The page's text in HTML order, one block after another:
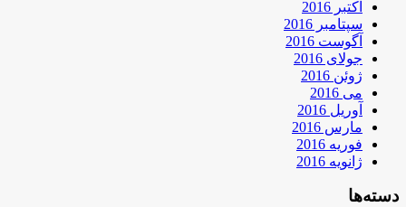
اکتبر 2016
سپتامبر 2016
آگوست 2016
جولای 2016
ژوئن 2016
می 2016
آوریل 2016
مارس 2016
فوریه 2016
ژانویه 2016
دسته‌ها